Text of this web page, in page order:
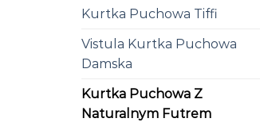
Kurtka Puchowa Tiffi
Vistula Kurtka Puchowa
Damska
Kurtka Puchowa Z
Naturalnym Futrem